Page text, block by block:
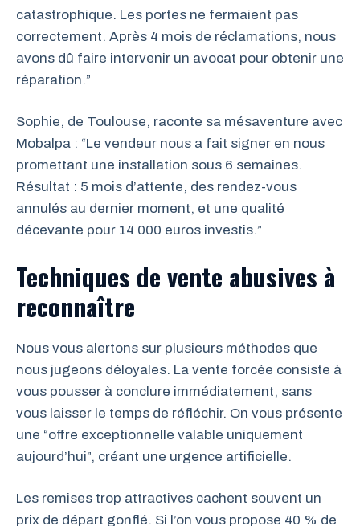
catastrophique. Les portes ne fermaient pas
correctement. Après 4 mois de réclamations, nous
avons dû faire intervenir un avocat pour obtenir une
réparation.”
Sophie, de Toulouse, raconte sa mésaventure avec
Mobalpa : “Le vendeur nous a fait signer en nous
promettant une installation sous 6 semaines.
Résultat : 5 mois d’attente, des rendez-vous
annulés au dernier moment, et une qualité
décevante pour 14 000 euros investis.”
Techniques de vente abusives à
reconnaître
Nous vous alertons sur plusieurs méthodes que
nous jugeons déloyales. La vente forcée consiste à
vous pousser à conclure immédiatement, sans
vous laisser le temps de réfléchir. On vous présente
une “offre exceptionnelle valable uniquement
aujourd’hui”, créant une urgence artificielle.
Les remises trop attractives cachent souvent un
prix de départ gonflé. Si l’on vous propose 40 % de